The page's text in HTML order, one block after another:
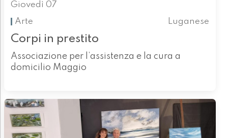
Giovedì 07
Arte
Luganese
Corpi in prestito
Associazione per l’assistenza e la cura a
domicilio Maggio